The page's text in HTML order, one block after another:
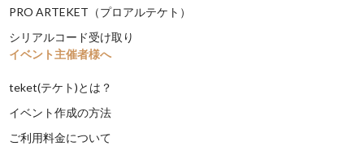
PRO ARTEKET（プロアルテケト）
シリアルコード受け取り
イベント主催者様へ
teket(テケト)とは？
イベント作成の方法
ご利用料金について